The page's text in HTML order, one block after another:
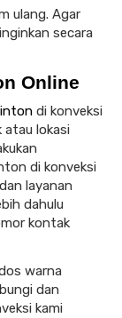
ulang. Agar
secara
Online
di konveksi
atau lokasi
di konveksi
layanan
dahulu
kontak
warna
dan
kami